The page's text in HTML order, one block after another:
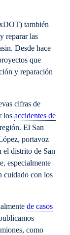
también
reparar las
Desde hace
que
y reparación
cifras de
los accidentes de
El San
portavoz
el distrito de San
especialmente
cuidado con los
de casos
como